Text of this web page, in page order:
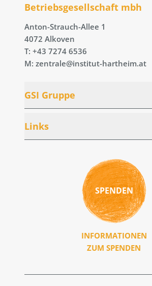
Betriebs­gesellschaft mbh
Anton-Strauch-Allee 1
4072 Alkoven
T: +43 7274 6536
M: zentrale@institut-hartheim.at
GSI Gruppe
Links
SPENDEN
INFORMATIONEN
ZUM SPENDEN